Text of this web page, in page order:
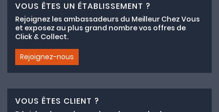
VOUS ÊTES UN ÉTABLISSEMENT ?
Rejoignez les ambassadeurs du Meilleur Chez Vous
et exposez au plus grand nombre vos offres de
Click & Collect.
Rejoignez-nous
VOUS ÊTES CLIENT ?